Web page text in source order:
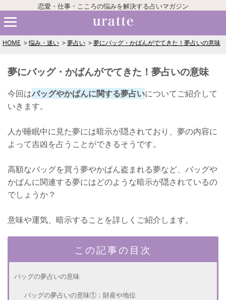
恋愛・仕事・こころの悩みを解決する占いマガジン
HOME 悩み・迷い 夢占い 夢にバッグ・かばんがでてきた！夢占いの意味
夢にバッグ・かばんがでてきた！夢占いの意味
今回はバッグやかばんに関する夢占いについてご紹介して
いきます。
人が睡眠中に見た夢には暗示が隠されており、夢の内容に
よって吉凶を占うことができるそうです。
高額なバッグを買う夢やかばん盗まれる夢など、バッグや
かばんに関連する夢にはどのような暗示が隠されているの
でしょうか？
意味や運気、暗示することを詳しくご紹介します。
この記事の目次
バッグの夢占いの意味
バッグの夢占いの意味①：財産や地位